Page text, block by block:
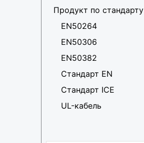
Продукт по стандарту
EN50264
EN50306
EN50382
Стандарт EN
Стандарт ICE
UL-кабель